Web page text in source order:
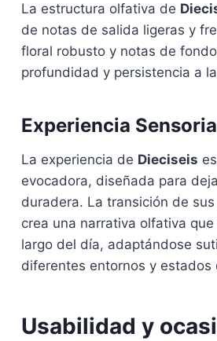
La estructura olfativa de
de notas de salida ligeras y
floral robusto y notas de
profundidad y persistencia a
Experiencia
La experiencia de Dieciseis
evocadora, diseñada para
duradera. La transición de
crea una narrativa olfativa
largo del día, adaptándose
diferentes entornos y estados
Usabilidad y